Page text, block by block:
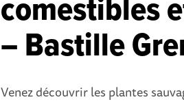
comestibles
– Bastille
Venez découvrir les plantes